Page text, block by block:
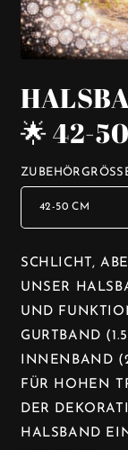
IN
MODAL
ÖFFNEN
🌟 42-
SCHLICHT,
UNSER
UND
GURTBAND
INNENBAND
FÜR HOHEN
DER
HALSBAND